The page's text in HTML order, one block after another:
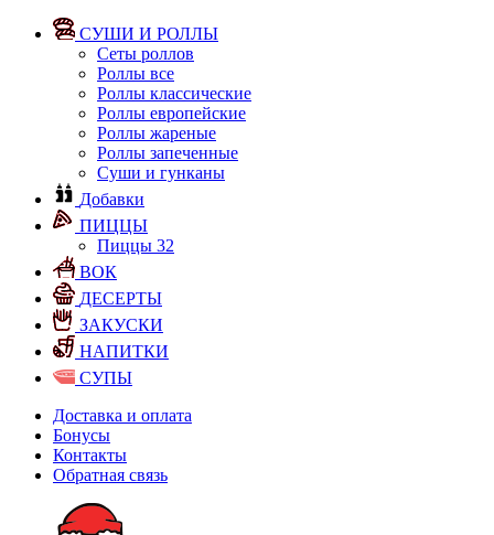
СУШИ И РОЛЛЫ
Сеты роллов
Роллы все
Роллы классические
Роллы европейские
Роллы жареные
Роллы запеченные
Суши и гунканы
Добавки
ПИЦЦЫ
Пиццы 32
ВОК
ДЕСЕРТЫ
ЗАКУСКИ
НАПИТКИ
СУПЫ
Доставка и оплата
Бонусы
Контакты
Обратная связь